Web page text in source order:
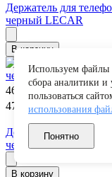
Держатель для
черный LECAR
В корзину
460
471
₽
Держатель для
черный LECAR
В корзину
Используем файлы
сбора аналитики
пользоваться
использования
Понятно